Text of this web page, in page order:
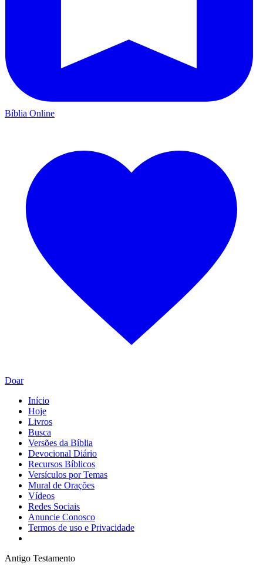
Bíblia Online
Doar
Início
Hoje
Livros
Busca
Versões da Bíblia
Devocional Diário
Recursos Bíblicos
Versículos por Temas
Mural de Orações
Vídeos
Redes Sociais
Anuncie Conosco
Termos de uso e Privacidade
Antigo Testamento